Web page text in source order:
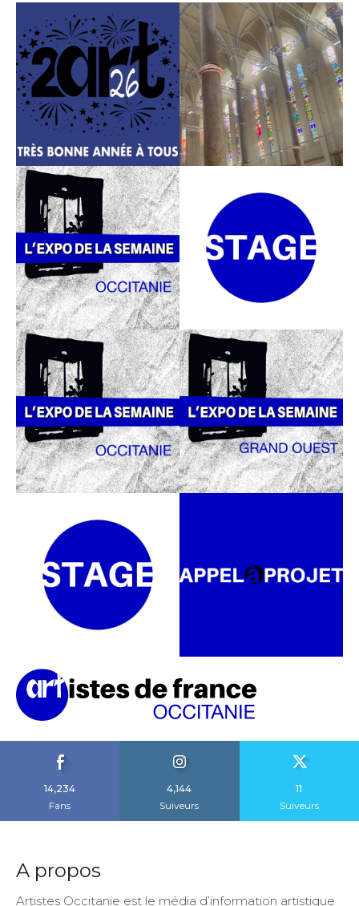
14,234
Fans
4,144
Suiveurs
11
Suiveurs
A propos